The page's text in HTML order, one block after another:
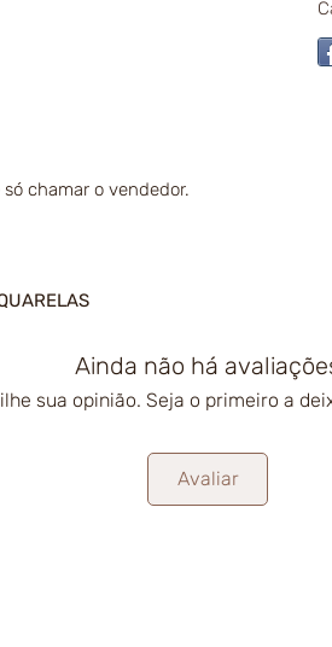
chamar o vendedor.
Ainda não há
sua opinião. Seja o primeiro a
Avaliar